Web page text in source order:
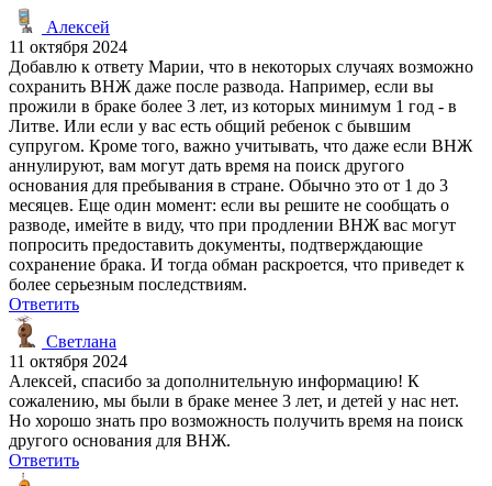
Алексей
11 октября 2024
Добавлю к ответу Марии, что в некоторых случаях возможно
сохранить ВНЖ даже после развода. Например, если вы
прожили в браке более 3 лет, из которых минимум 1 год - в
Литве. Или если у вас есть общий ребенок с бывшим
супругом. Кроме того, важно учитывать, что даже если ВНЖ
аннулируют, вам могут дать время на поиск другого
основания для пребывания в стране. Обычно это от 1 до 3
месяцев. Еще один момент: если вы решите не сообщать о
разводе, имейте в виду, что при продлении ВНЖ вас могут
попросить предоставить документы, подтверждающие
сохранение брака. И тогда обман раскроется, что приведет к
более серьезным последствиям.
Ответить
Светлана
11 октября 2024
Алексей, спасибо за дополнительную информацию! К
сожалению, мы были в браке менее 3 лет, и детей у нас нет.
Но хорошо знать про возможность получить время на поиск
другого основания для ВНЖ.
Ответить